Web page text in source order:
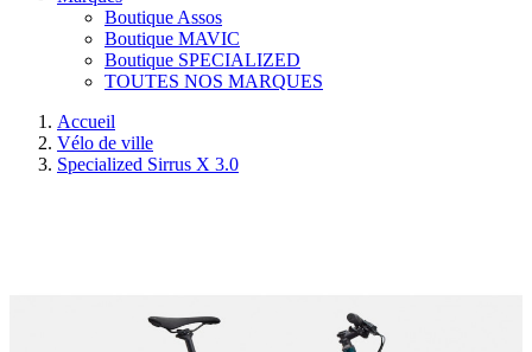
Boutique Assos
Boutique MAVIC
Boutique SPECIALIZED
TOUTES NOS MARQUES
Accueil
Vélo de ville
Specialized Sirrus X 3.0